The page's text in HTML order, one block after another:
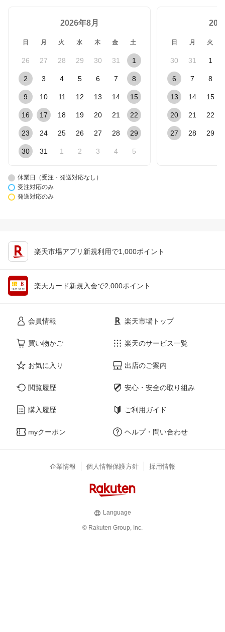
2026年8月
日 月 火 水 木 金 土
26 27 28 29 30 31 1
2 3 4 5 6 7 8
9 10 11 12 13 14 15
16 17 18 19 20 21 22
23 24 25 26 27 28 29
30 31 1 2 3 4 5
日 月 火
30 31 1
6 7 8
13 14 15
20 21 22
27 28 29
休業日（受注・発送対応なし）
受注対応のみ
発送対応のみ
楽天市場アプリ新規利用で1,000ポイント
楽天カード新規入会で2,000ポイント
会員情報
買い物かご
お気に入り
閲覧履歴
購入履歴
myクーポン
楽天市場トップ
楽天のサービス一覧
出店のご案内
安心・安全の取り組み
ご利用ガイド
ヘルプ・問い合わせ
企業情報 個人情報保護方針 採用情報
Language
© Rakuten Group, Inc.